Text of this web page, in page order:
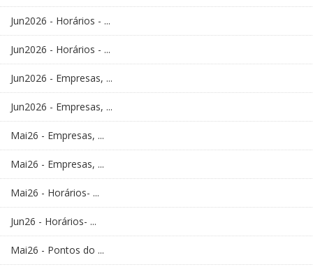
Jun2026 - Horários - ...
Jun2026 - Horários - ...
Jun2026 - Empresas, ...
Jun2026 - Empresas, ...
Mai26 - Empresas, ...
Mai26 - Empresas, ...
Mai26 - Horários- ...
Jun26 - Horários- ...
Mai26 - Pontos do ...